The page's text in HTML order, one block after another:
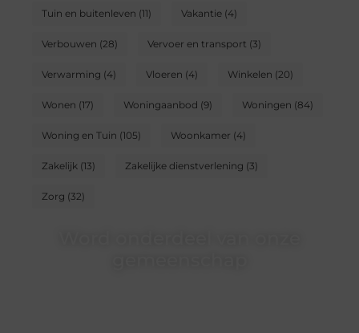
Tuin en buitenleven (11) Vakantie(4)
Verbouwen (28) Vervoer en transport (3)
Verwarming (4) Vloeren (4) Winkelen (20)
Wonen (17) Woningaanbod (9) Woningen (84)
Woning en Tuin (105) Woonkamer (4)
Zakelijk (13) Zakelijke dienstverlening (3)
Zorg (32)